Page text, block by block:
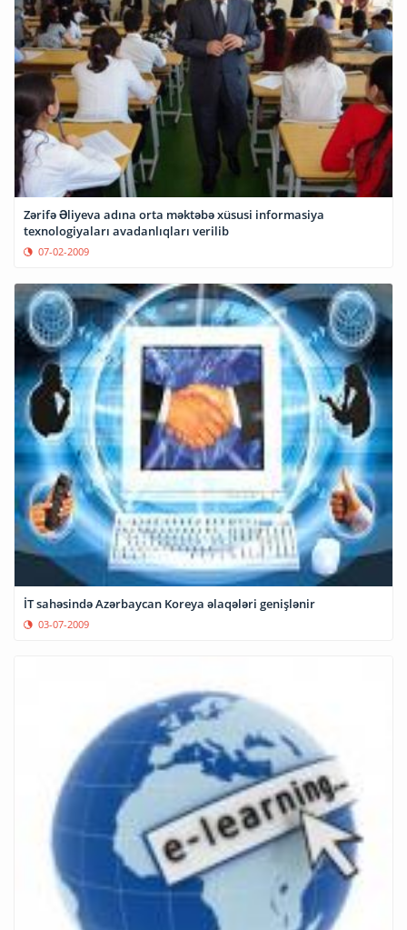
Zərifə Əliyeva adına orta məktəbə xüsusi informasiya
texnologiyaları avadanlıqları verilib
07-02-2009
İT sahəsində Azərbaycan Koreya əlaqələri genişlənir
03-07-2009